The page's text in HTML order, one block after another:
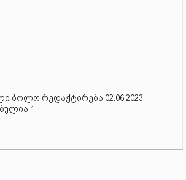
ბოლო რედაქტირება 02.06.2023
1